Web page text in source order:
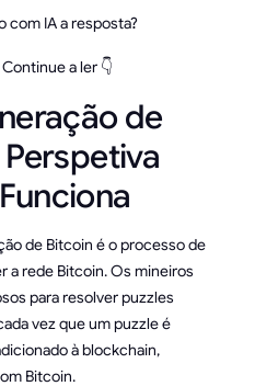
com IA a resposta?
a ler 👇
de
de Bitcoin é o processo de
a rede Bitcoin. Os mineiros
para resolver puzzles
vez que um puzzle é
à blockchain,
Bitcoin.